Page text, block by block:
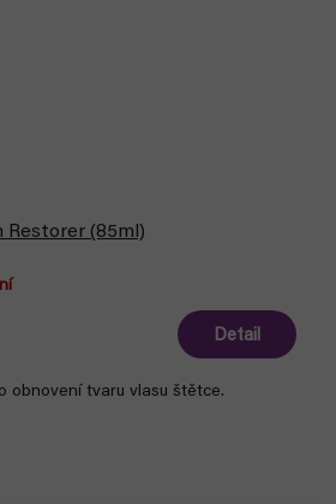
Restorer (85ml)
Detail
obnovení tvaru vlasu štětce.